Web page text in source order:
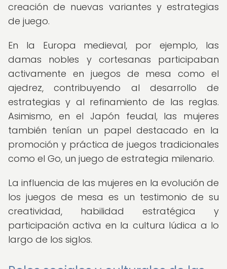
creación de nuevas variantes y estrategias
de juego.
En la Europa medieval, por ejemplo, las
damas nobles y cortesanas participaban
activamente en juegos de mesa como el
ajedrez, contribuyendo al desarrollo de
estrategias y al refinamiento de las reglas.
Asimismo, en el Japón feudal, las mujeres
también tenían un papel destacado en la
promoción y práctica de juegos tradicionales
como el Go, un juego de estrategia milenario.
La influencia de las mujeres en la evolución de
los juegos de mesa es un testimonio de su
creatividad, habilidad estratégica y
participación activa en la cultura lúdica a lo
largo de los siglos.